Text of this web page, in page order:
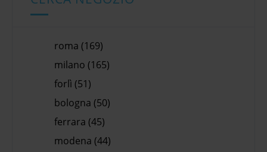
roma (169)
milano (165)
forlì (51)
bologna (50)
ferrara (45)
modena (44)